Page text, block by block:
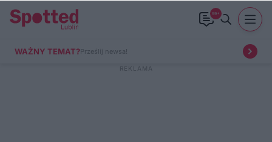
99+
WAŻNY TEMAT?Prześlij newsa!